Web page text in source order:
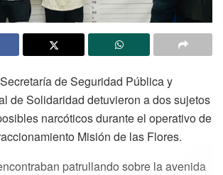
de Seguridad Pública y
de Solidaridad detuvieron a dos sujetos
narcóticos durante el operativo de
Misión de las Flores.
patrullando sobre la avenida